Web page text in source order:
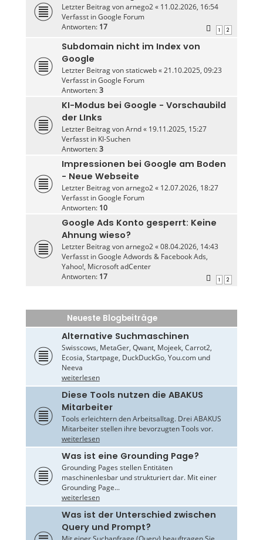
Letzter Beitrag vonarnego2« 11.02.2026, 16:54
Verfasst inGoogle Forum
Antworten: 17 1 2
Subdomain nicht im Index von
Google
Letzter Beitrag vonstaticweb«21.10.2025, 09:23
Verfasst inGoogle Forum
Antworten:3
KI-Modus bei Google - Vorschaubild
der LInks
Letzter Beitrag vonArnd« 19.11.2025, 15:27
Verfasst in KI-Suchen
Antworten:3
Impressionen bei Google am Boden
- Neue Webseite
Letzter Beitrag vonarnego2« 12.07.2026, 18:27
Verfasst inGoogle Forum
Antworten: 10
Google Ads Konto gesperrt: Keine
Ahnung wieso?
Letzter Beitrag vonarnego2«08.04.2026, 14:43
Verfasst inGoogle Adwords & Facebook Ads,
Yahoo!, Microsoft adCenter
Antworten: 17 1 2
Neueste Blogbeiträge
Alternative Suchmaschinen
Swisscows, MetaGer, Qwant, Mojeek, Carrot2,
Ecosia, Startpage, DuckDuckGo, You.com und
Neeva
weiterlesen
Diese Tools nutzen die ABAKUS
Mitarbeiter
Tools erleichtern den Arbeitsalltag. Drei ABAKUS
Mitarbeiter stellen ihre bevorzugten Tools vor.
weiterlesen
Was ist eine Grounding Page?
Grounding Pages stellen Entitäten
maschinenlesbar und strukturiert dar. Mit einer
Grounding Page...
weiterlesen
Was ist der Unterschied zwischen
Query und Prompt?